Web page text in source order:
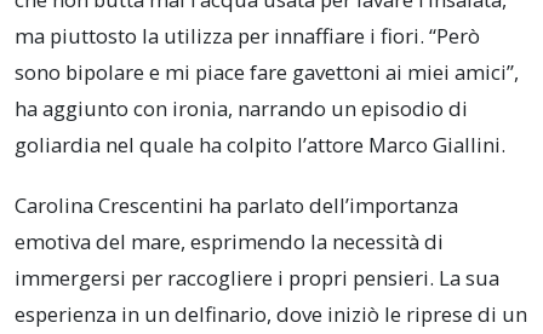
ma piuttosto la utilizza per innaffiare i fiori. “Però
sono bipolare e mi piace fare gavettoni ai miei amici”,
ha aggiunto con ironia, narrando un episodio di
goliardia nel quale ha colpito l’attore Marco Giallini.
Carolina Crescentini ha parlato dell’importanza
emotiva del mare, esprimendo la necessità di
immergersi per raccogliere i propri pensieri. La sua
esperienza in un delfinario, dove iniziò le riprese di un